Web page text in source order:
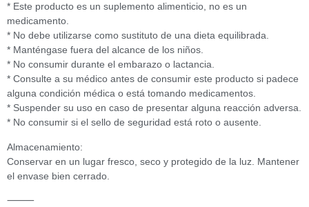
* Este producto es un suplemento alimenticio, no es un
medicamento.
* No debe utilizarse como sustituto de una dieta equilibrada.
* Manténgase fuera del alcance de los niños.
* No consumir durante el embarazo o lactancia.
* Consulte a su médico antes de consumir este producto si padece
alguna condición médica o está tomando medicamentos.
* Suspender su uso en caso de presentar alguna reacción adversa.
* No consumir si el sello de seguridad está roto o ausente.
Almacenamiento:
Conservar en un lugar fresco, seco y protegido de la luz. Mantener
el envase bien cerrado.
⸻